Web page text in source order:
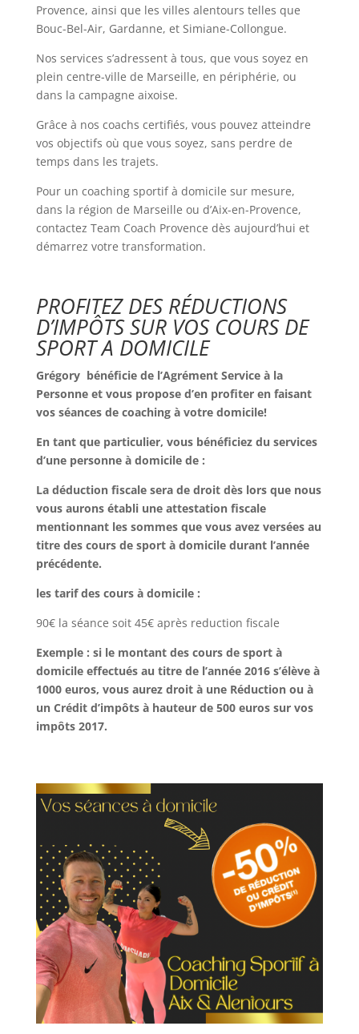
Provence, ainsi que les villes alentours telles que
Bouc-Bel-Air, Gardanne, et Simiane-Collongue.
Nos services s’adressent à tous, que vous soyez en
plein centre-ville de Marseille, en périphérie, ou
dans la campagne aixoise.
Grâce à nos coachs certifiés, vous pouvez atteindre
vos objectifs où que vous soyez, sans perdre de
temps dans les trajets.
Pour un coaching sportif à domicile sur mesure,
dans la région de Marseille ou d’Aix-en-Provence,
contactez Team Coach Provence dès aujourd’hui et
démarrez votre transformation.
PROFITEZ DES RÉDUCTIONS
D’IMPÔTS SUR VOS COURS DE
SPORT A DOMICILE
Grégory bénéficie de l’Agrément Service à la
Personne et vous propose d’en profiter en faisant
vos séances de coaching à votre domicile!
En tant que particulier, vous bénéficiez du services
d’une personne à domicile de :
La déduction fiscale sera de droit dès lors que nous
vous aurons établi une attestation fiscale
mentionnant les sommes que vous avez versées au
titre des cours de sport à domicile durant l’année
précédente.
les tarif des cours à domicile :
90€ la séance soit 45€ après reduction fiscale
Exemple : si le montant des cours de sport à
domicile effectués au titre de l’année 2016 s’élève à
1000 euros, vous aurez droit à une Réduction ou à
un Crédit d’impôts à hauteur de 500 euros sur vos
impôts 2017.